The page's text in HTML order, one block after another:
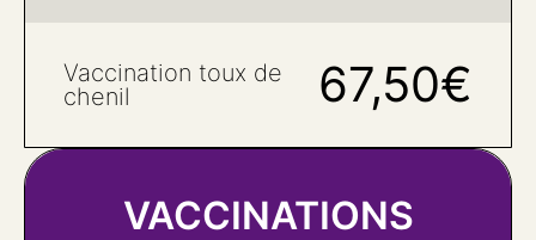
Vaccination toux de
chenil
67,50€
VACCINATIONS